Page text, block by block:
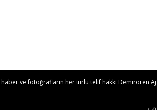
ve fotoğrafların her türlü telif hakkı Demirören